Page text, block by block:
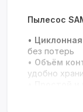
Пылесос
•
без потерь
• Объём
удобно